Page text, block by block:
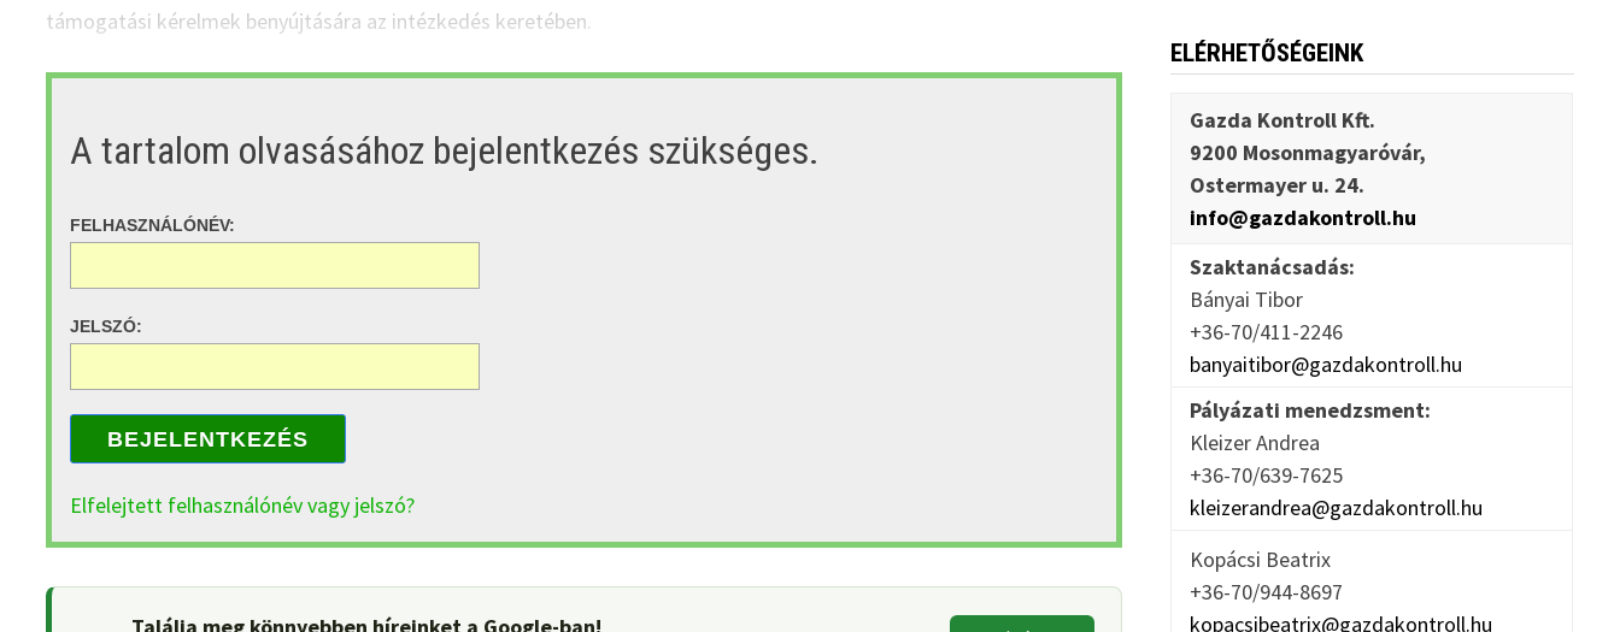
támogatási kérelmek benyújtására az intézkedés keretében.
A tartalom olvasásához bejelentkezés szükséges.
FELHASZNÁLÓNÉV:
JELSZÓ:
BEJELENTKEZÉS
Elfelejtett felhasználónév vagy jelszó?
ELÉRHETŐSÉGEINK
Gazda Kontroll Kft.
9200 Mosonmagyaróvár,
Ostermayer u. 24.
info@gazdakontroll.hu
Szaktanácsadás:
Bányai Tibor
+36-70/411-2246
banyaitibor@gazdakontroll.hu
Pályázati menedzsment:
Kleizer Andrea
+36-70/639-7625
kleizerandrea@gazdakontroll.hu
Kopácsi Beatrix
+36-70/944-8697
kopacsibeatrix@gazdakontroll.hu